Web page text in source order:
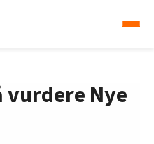
Nye